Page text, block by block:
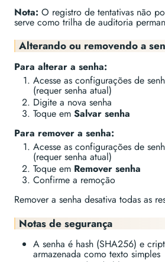
Nota: O registro de tentativas não
serve como trilha de auditoria
Alterando ou removendo a
Para alterar a senha:
Acesse as configurações de
(requer senha atual)
Digite a nova senha
Toque em Salvar senha
Para remover a senha:
Acesse as configurações de
(requer senha atual)
Toque em Remover senha
Confirme a remoção
Remover a senha desativa todas as
Notas de segurança
A senha é hash (SHA256) e
armazenada como texto simples